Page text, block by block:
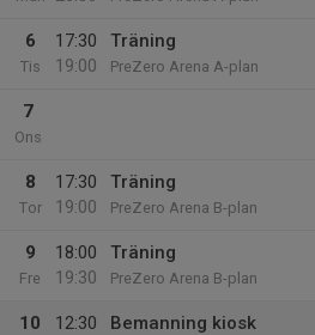
6
Tis
17:30
19:00
Träning
PreZero Arena A-plan
7
Ons
8
Tor
17:30
19:00
Träning
PreZero Arena B-plan
9
Fre
18:00
19:30
Träning
PreZero Arena B-plan
10
12:30
Bemanning kiosk